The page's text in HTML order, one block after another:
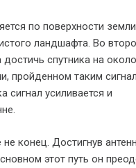
по поверхности
ландшафта. Во
спутника на
пройденном таким
сигнал усиливается и
конец. Достигнув
этот путь он